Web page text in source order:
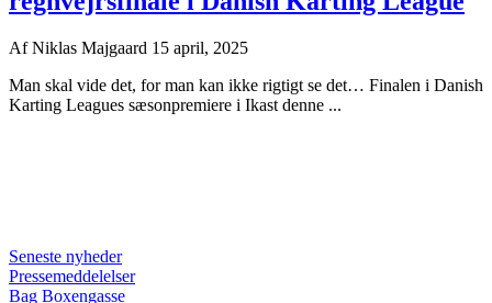
AfNiklas Majgaard 15 april, 2025
Man skal vide det, for man kan ikke rigtigt se det… Finalen i Danish
Karting Leagues sæsonpremiere i Ikast denne ...
Seneste nyheder
Pressemeddelelser
Bag Boxengasse